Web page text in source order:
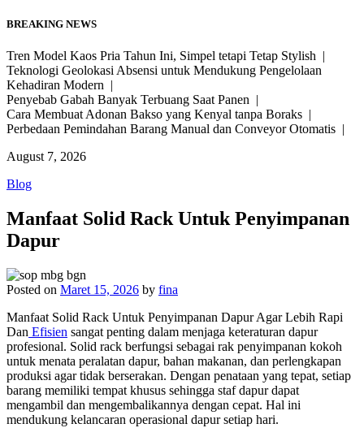
BREAKING NEWS
Tren Model Kaos Pria Tahun Ini, Simpel tetapi Tetap Stylish |
Teknologi Geolokasi Absensi untuk Mendukung Pengelolaan
Kehadiran Modern |
Penyebab Gabah Banyak Terbuang Saat Panen |
Cara Membuat Adonan Bakso yang Kenyal tanpa Boraks |
Perbedaan Pemindahan Barang Manual dan Conveyor Otomatis |
August 7, 2026
Blog
Manfaat Solid Rack Untuk Penyimpanan
Dapur
Posted on Maret 15, 2026 by fina
Manfaat Solid Rack Untuk Penyimpanan Dapur Agar Lebih Rapi
Dan Efisien sangat penting dalam menjaga keteraturan dapur
profesional. Solid rack berfungsi sebagai rak penyimpanan kokoh
untuk menata peralatan dapur, bahan makanan, dan perlengkapan
produksi agar tidak berserakan. Dengan penataan yang tepat, setiap
barang memiliki tempat khusus sehingga staf dapur dapat
mengambil dan mengembalikannya dengan cepat. Hal ini
mendukung kelancaran operasional dapur setiap hari.